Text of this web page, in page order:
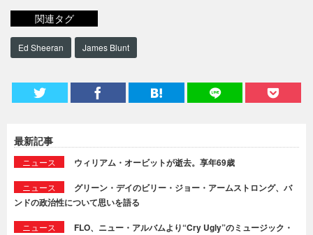
関連タグ
Ed Sheeran James Blunt
最新記事
ニュース ウィリアム・オービットが逝去。享年69歳
ニュース
グリーン・デイのビリー・ジョー・アームストロング、バ
ンドの政治性について思いを語る
ニュース
FLO、ニュー・アルバムより“Cry Ugly”のミュージック・